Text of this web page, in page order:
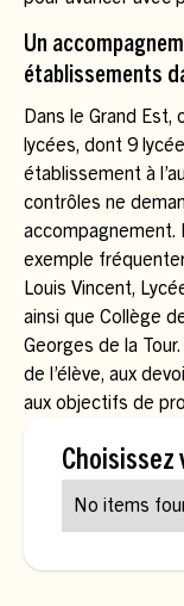
Un
établissements
Dans le Grand
lycées, dont 9
établissement à
contrôles ne
accompagnement.
exemple
Louis Vincent,
ainsi que Collège
Georges de la
de l’élève, aux
aux objectifs de
No items